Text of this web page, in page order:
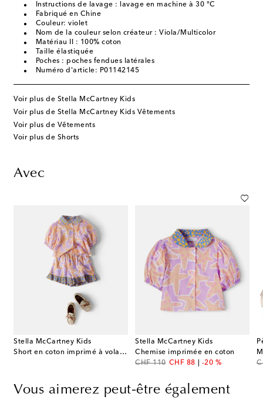
Instructions de lavage : lavage en machine à 30 °C
Fabriqué en Chine
Couleur: violet
Nom de la couleur selon créateur : Viola/Multicolor
Matériau II : 100% coton
Taille élastiquée
Poches : poches fendues latérales
Numéro d'article: P01142145
Voir plus de Stella McCartney Kids
Voir plus de Stella McCartney Kids Vêtements
Voir plus de Vêtements
Voir plus de Shorts
Avec
Stella McCartney Kids
Short en coton imprimé à volants
Stella McCartney Kids
Chemise imprimée en coton
CHF 110
original priceCHF 88
discount price
-20 %
Vous aimerez peut-être également